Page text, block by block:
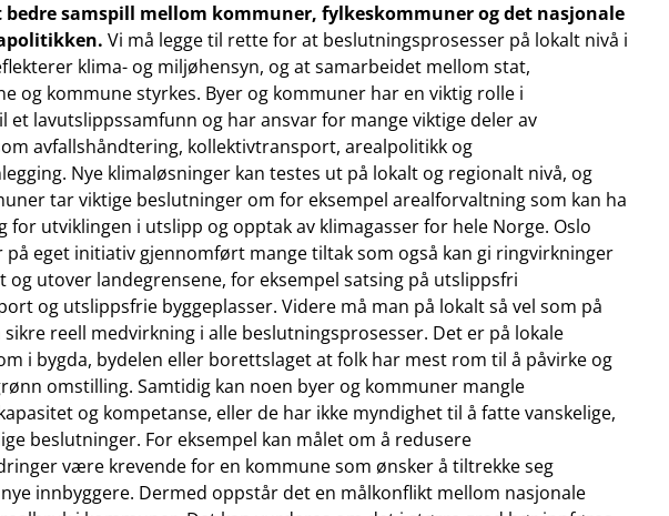
bedre samspill mellom kommuner, fylkeskommuner og det nasjonale
Vi må legge til rette for at beslutningsprosesser på lokalt nivå i
klima- og miljøhensyn, og at samarbeidet mellom stat,
og kommune styrkes. Byer og kommuner har en viktig rolle i
et lavutslippssamfunn og har ansvar for mange viktige deler av
avfallshåndtering, kollektivtransport, arealpolitikk og
Nye klimaløsninger kan testes ut på lokalt og regionalt nivå, og
tar viktige beslutninger om for eksempel arealforvaltning som kan ha
for utviklingen i utslipp og opptak av klimagasser for hele Norge. Oslo
på eget initiativ gjennomført mange tiltak som også kan gi ringvirkninger
og utover landegrensene, for eksempel satsing på utslippsfri
og utslippsfrie byggeplasser. Videre må man på lokalt så vel som på
reell medvirkning i alle beslutningsprosesser. Det er på lokale
i bygda, bydelen eller borettslaget at folk har mest rom til å påvirke og
omstilling. Samtidig kan noen byer og kommuner mangle
og kompetanse, eller de har ikke myndighet til å fatte vanskelige,
beslutninger. For eksempel kan målet om å redusere
være krevende for en kommune som ønsker å tiltrekke seg
innbyggere. Dermed oppstår det en målkonflikt mellom nasjonale